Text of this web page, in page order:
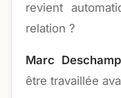
revient
relation ?
Marc
être travaillée